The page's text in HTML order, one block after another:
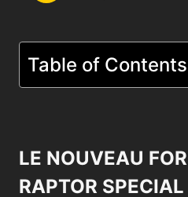
Table of Contents
LE NOUVEAU
RAPTOR